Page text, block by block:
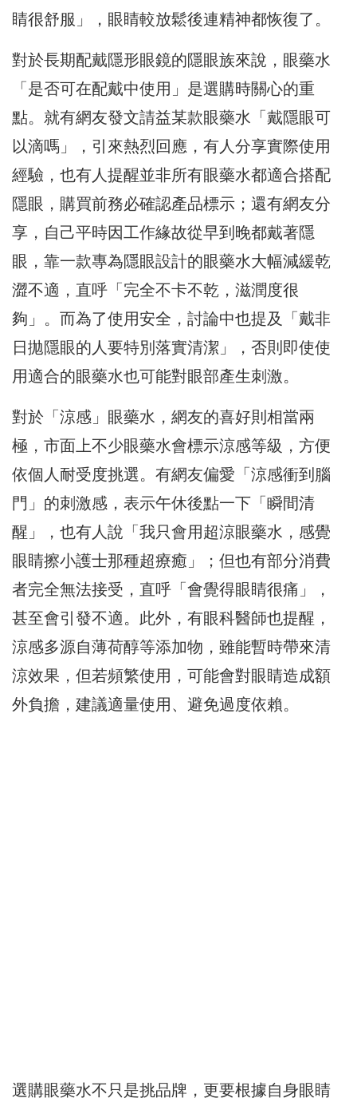
睛很舒服」，眼睛較放鬆後連精神都恢復了。
對於長期配戴隱形眼鏡的隱眼族來說，眼藥水
「是否可在配戴中使用」是選購時關心的重
點。就有網友發文請益某款眼藥水「戴隱眼可
以滴嗎」，引來熱烈回應，有人分享實際使用
經驗，也有人提醒並非所有眼藥水都適合搭配
隱眼，購買前務必確認產品標示；還有網友分
享，自己平時因工作緣故從早到晚都戴著隱
眼，靠一款專為隱眼設計的眼藥水大幅減緩乾
澀不適，直呼「完全不卡不乾，滋潤度很
夠」。而為了使用安全，討論中也提及「戴非
日拋隱眼的人要特別落實清潔」，否則即使使
用適合的眼藥水也可能對眼部產生刺激。
對於「涼感」眼藥水，網友的喜好則相當兩
極，市面上不少眼藥水會標示涼感等級，方便
依個人耐受度挑選。有網友偏愛「涼感衝到腦
門」的刺激感，表示午休後點一下「瞬間清
醒」，也有人說「我只會用超涼眼藥水，感覺
眼睛擦小護士那種超療癒」；但也有部分消費
者完全無法接受，直呼「會覺得眼睛很痛」，
甚至會引發不適。此外，有眼科醫師也提醒，
涼感多源自薄荷醇等添加物，雖能暫時帶來清
涼效果，但若頻繁使用，可能會對眼睛造成額
外負擔，建議適量使用、避免過度依賴。
選購眼藥水不只是挑品牌，更要根據自身眼睛